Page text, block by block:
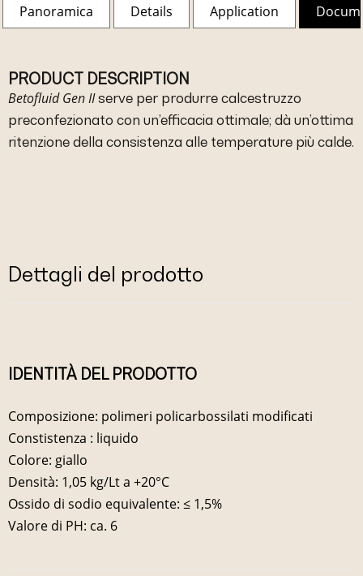
Panoramica Details Application
PRODUCT DESCRIPTION
Betofluid Gen IIserve per produrre calcestruzzo
preconfezionato con un’efficacia ottimale; dà un’ottima
ritenzione della consistenza alle temperature più calde.
Dettagli del prodotto
IDENTITÀ DEL PRODOTTO
Composizione: polimeri policarbossilati modificati
Constistenza : liquido
Colore: giallo
Densità: 1,05 kg/Lt a +20°C
Ossido di sodio equivalente: ≤ 1,5%
Valore di PH: ca. 6